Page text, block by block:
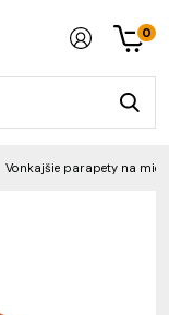
0
Vonkajšie parapety na